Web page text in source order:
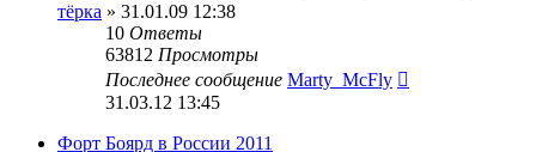
тёрка » 31.01.09 12:38
10 Ответы
63812 Просмотры
Последнее сообщение Marty_McFly
31.03.12 13:45
Форт Боярд в России 2011